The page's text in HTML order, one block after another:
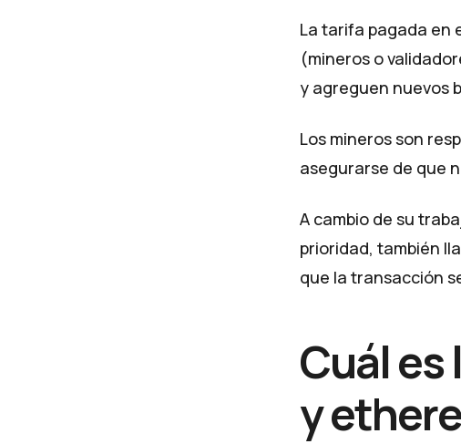
La tarifa pagada en
(mineros o
y agreguen nuevos
Los mineros son
asegurarse de que
A cambio de su
prioridad, también
que la transacción
Cuál
y